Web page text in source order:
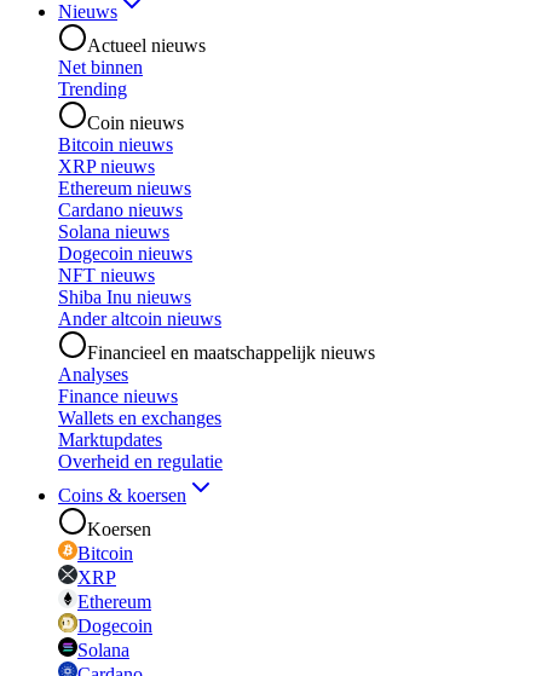
Nieuws
Actueel nieuws
Net binnen
Trending
Coin nieuws
Bitcoin nieuws
XRP nieuws
Ethereum nieuws
Cardano nieuws
Solana nieuws
Dogecoin nieuws
NFT nieuws
Shiba Inu nieuws
Ander altcoin nieuws
Financieel en maatschappelijk nieuws
Analyses
Finance nieuws
Wallets en exchanges
Marktupdates
Overheid en regulatie
Coins & koersen
Koersen
Bitcoin
XRP
Ethereum
Dogecoin
Solana